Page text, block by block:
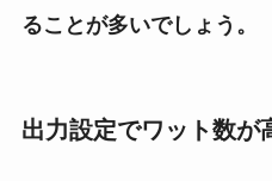
ることが多いでしょう。
出力設定でワット数が